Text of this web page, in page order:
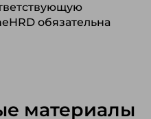
обязательна
материалы